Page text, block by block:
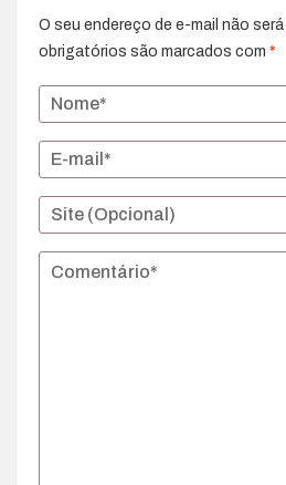
O seu endereço de e-mail não
obrigatórios são marcados com *